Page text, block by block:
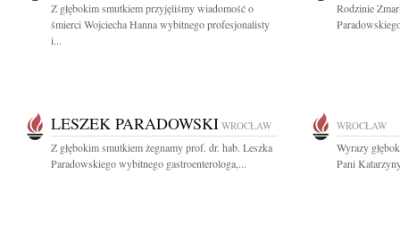
Z głębokim smutkiem przyjęliśmy wiadomość o
śmierci Wojciecha Hanna wybitnego profesjonalisty
i...
Rodzinie
LESZEK PARADOWSKI WROCŁAW
Z głębokim smutkiem żegnamy prof. dr. hab. Leszka
Paradowskiego wybitnego gastroenterologa,...
WROCŁAW
Wyrazy
Pani